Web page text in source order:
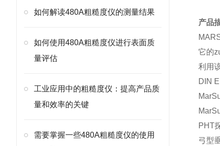
如何解读480A粗糙度仪的测量结果
如何使用480A粗糙度仪进行表面质
量评估
工业应用中的粗糙度仪：提高产品质
量和效率的关键
需要掌握一些480A粗糙度仪的使用
产品
它的
利用
DIN
PHT
弓型